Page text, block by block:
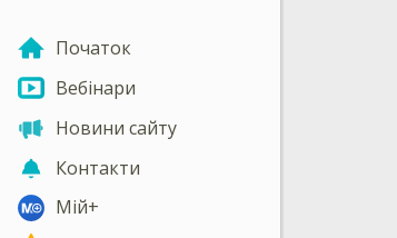
Початок
Вебінари
Новини сайту
Контакти
Мій+